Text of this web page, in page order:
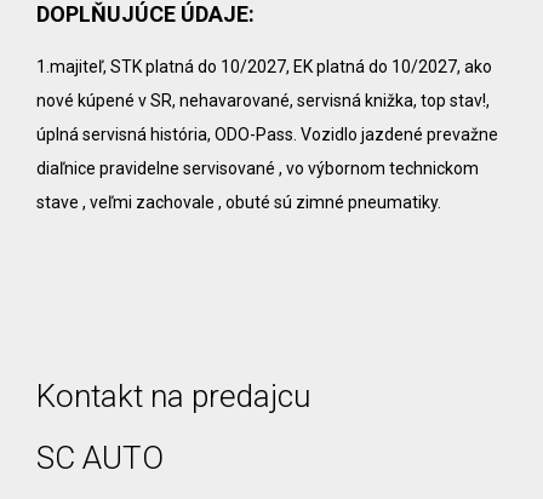
DOPLŇUJÚCE ÚDAJE:
1.majiteľ, STK platná do 10/2027, EK platná do 10/2027, ako
nové kúpené v SR, nehavarované, servisná knižka, top stav!,
úplná servisná história, ODO-Pass. Vozidlo jazdené prevažne
diaľnice pravidelne servisované , vo výbornom technickom
stave , veľmi zachovale , obuté sú zimné pneumatiky.
Kontakt na predajcu
SC AUTO